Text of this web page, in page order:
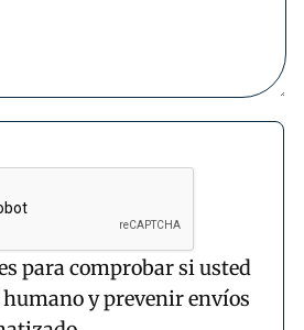
para comprobar si usted
y prevenir envíos